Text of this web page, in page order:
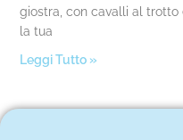
giostra, con cavalli al
la tua
Leggi Tutto »